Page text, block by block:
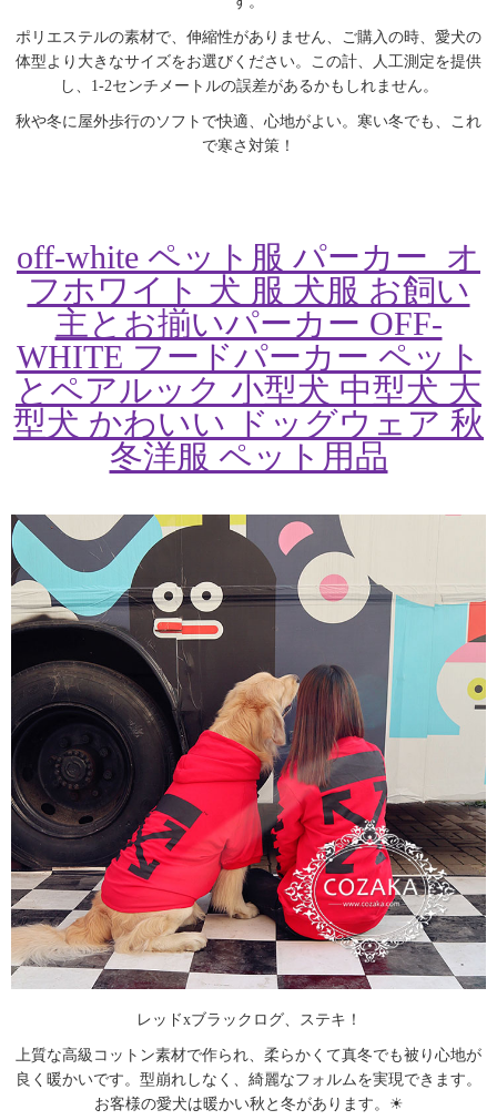
ポリエステルの素材で、伸縮性がありません、ご購入の時、愛犬の
体型より大きなサイズをお選びください。この計、人工測定を提供
し、1-2センチメートルの誤差があるかもしれません。
秋や冬に屋外歩行のソフトで快適、心地がよい。寒い冬でも、これ
で寒さ対策！
off-white ペット服 パーカー オ
フホワイト 犬 服 犬服 お飼い
主とお揃いパーカー OFF-
WHITE フードパーカー ペット
とペアルック 小型犬 中型犬 大
型犬 かわいい ドッグウェア 秋
冬洋服 ペット用品
レッドxブラックログ、ステキ！
上質な高級コットン素材で作られ、柔らかくて真冬でも被り心地が
良く暖かいです。型崩れしなく、綺麗なフォルムを実現できます。
お客様の愛犬は暖かい秋と冬があります。☀